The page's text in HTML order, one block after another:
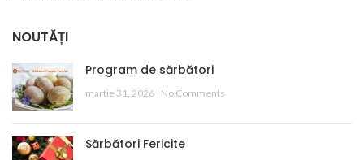
NOUTĂȚI
Program de sărbători
martie 31, 2026 No Comments
Sărbători Fericite